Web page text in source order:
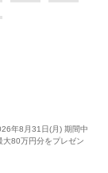
にしつつ、今後も
年8月31日(月) 期間中
大80万円分をプレゼン